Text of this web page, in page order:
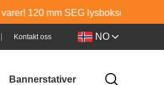
SEG lysbokser i aluminium og
Kontakt oss NO
Bannerstativer